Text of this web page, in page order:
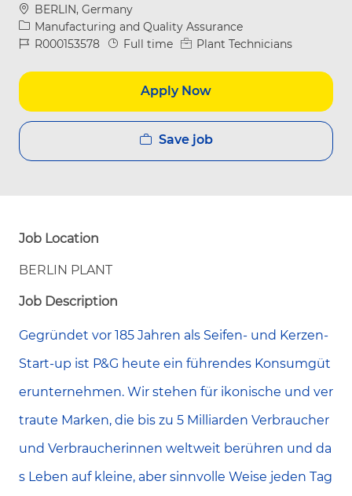
Location
BERLIN, Germany
Category
Manufacturing and Quality Assurance
Job IdR000153578 Job Type
Full time Plant Technicians
Apply Now
Save job
Job Location
BERLIN PLANT
Job Description
Gegründet vor 185 Jahren als Seifen- und Kerzen-
Start-up ist P&G heute ein führendes Konsumgüt
erunternehmen. Wir stehen für ikonische und ver
traute Marken, die bis zu 5 Milliarden Verbraucher
und Verbraucherinnen weltweit berühren und da
s Leben auf kleine, aber sinnvolle Weise jeden Tag